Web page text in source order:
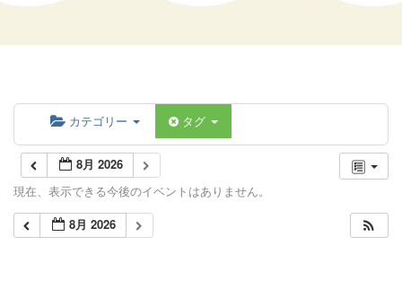
カテゴリー タグ
8月 2026
現在、表示できる今後のイベントはありません。
8月 2026